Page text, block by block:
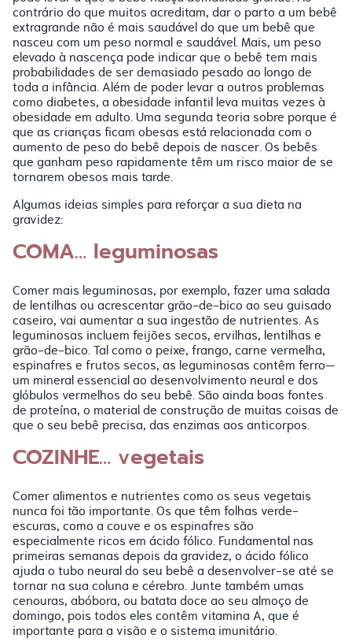
contrário do que muitos acreditam, dar o parto a um bebê
extragrande não é mais saudável do que um bebê que
nasceu com um peso normal e saudável. Mais, um peso
elevado à nascença pode indicar que o bebê tem mais
probabilidades de ser demasiado pesado ao longo de
toda a infância. Além de poder levar a outros problemas
como diabetes, a obesidade infantil leva muitas vezes à
obesidade em adulto. Uma segunda teoria sobre porque é
que as crianças ficam obesas está relacionada com o
aumento de peso do bebê depois de nascer. Os bebês
que ganham peso rapidamente têm um risco maior de se
tornarem obesos mais tarde.
Algumas ideias simples para reforçar a sua dieta na
gravidez:
COMA… leguminosas
Comer mais leguminosas, por exemplo, fazer uma salada
de lentilhas ou acrescentar grão-de-bico ao seu guisado
caseiro, vai aumentar a sua ingestão de nutrientes. As
leguminosas incluem feijões secos, ervilhas, lentilhas e
grão-de-bico. Tal como o peixe, frango, carne vermelha,
espinafres e frutos secos, as leguminosas contêm ferro—
um mineral essencial ao desenvolvimento neural e dos
glóbulos vermelhos do seu bebê. São ainda boas fontes
de proteína, o material de construção de muitas coisas de
que o seu bebê precisa, das enzimas aos anticorpos.
COZINHE… vegetais
Comer alimentos e nutrientes como os seus vegetais
nunca foi tão importante. Os que têm folhas verde-
escuras, como a couve e os espinafres são
especialmente ricos em ácido fólico. Fundamental nas
primeiras semanas depois da gravidez, o ácido fólico
ajuda o tubo neural do seu bebê a desenvolver-se até se
tornar na sua coluna e cérebro. Junte também umas
cenouras, abóbora, ou batata doce ao seu almoço de
domingo, pois todos eles contêm vitamina A, que é
importante para a visão e o sistema imunitário.